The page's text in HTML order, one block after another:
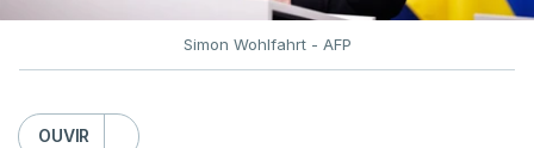
Simon Wohlfahrt - AFP
OUVIR